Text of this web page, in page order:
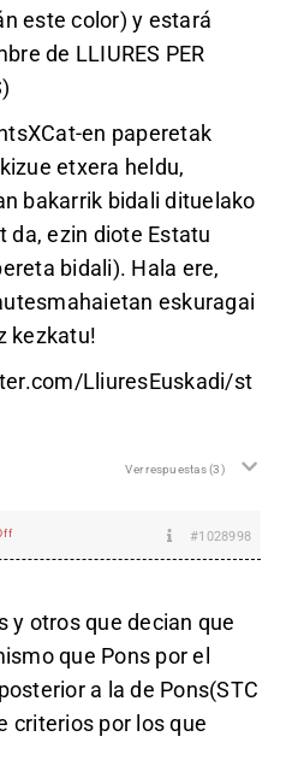
este color) y estará
de LLIURES PER
en paperetak
etxera heldu,
bakarrik bidali dituelako
da, ezin diote Estatu
bidali). Hala ere,
eskuragai
kezkatu!
LliuresEuskadi/st
Ver respuestas(3)
#1028998
y otros que decian que
que Pons por el
a la de Pons(STC
criterios por los que